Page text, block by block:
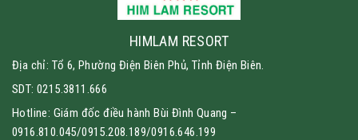
HIMLAM RESORT
Địa chỉ: Tổ 6, Phường Điện Biên Phủ, Tỉnh Điện Biên.
SDT: 0215.3811.666
Hotline: Giám đốc điều hành Bùi Đình Quang –
0916.810.045/0915.208.189/0916.646.199